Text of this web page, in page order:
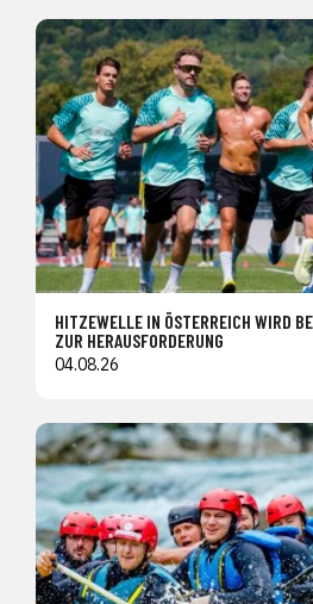
HITZEWELLE IN ÖSTERREICH WIRD
ZUR HERAUSFORDERUNG
04.08.26